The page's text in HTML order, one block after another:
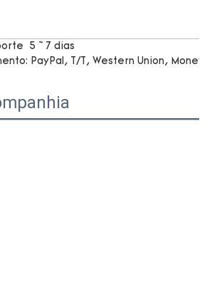
5 ~ 7 dias
PayPal, T/T, Western Union,